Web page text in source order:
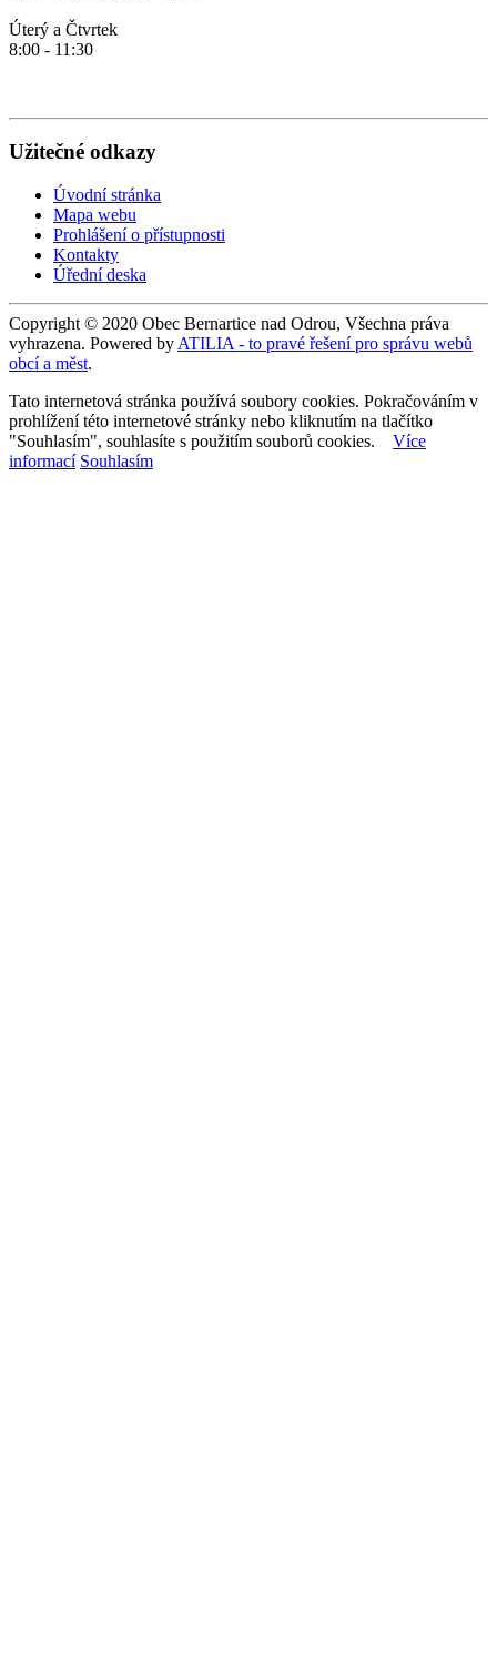
Úterý a Čtvrtek
8:00 - 11:30
Užitečné odkazy
Úvodní stránka
Mapa webu
Prohlášení o přístupnosti
Kontakty
Úřední deska
Copyright © 2020 Obec Bernartice nad Odrou, Všechna práva
vyhrazena. Powered by ATILIA - to pravé řešení pro správu webů
obcí a měst.
Tato internetová stránka používá soubory cookies. Pokračováním v
prohlížení této internetové stránky nebo kliknutím na tlačítko
"Souhlasím", souhlasíte s použitím souborů cookies. Více
informací Souhlasím